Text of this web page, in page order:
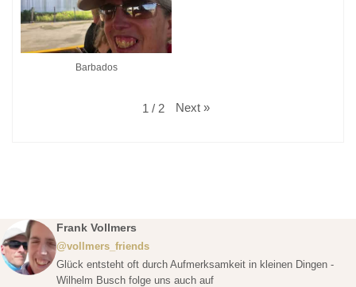
Barbados
1 / 2 Next »
Frank Vollmers
@vollmers_friends
Glück entsteht oft durch Aufmerksamkeit in kleinen Dingen -
Wilhelm Busch folge uns auch auf